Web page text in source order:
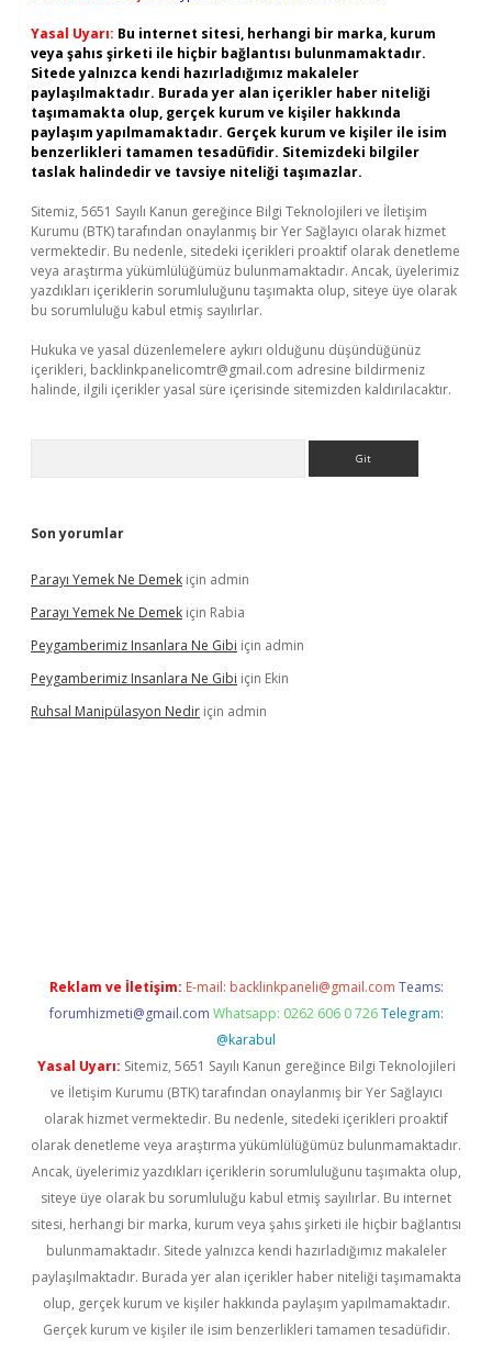
Yasal Uyarı: Bu internet sitesi, herhangi bir marka, kurum
veya şahıs şirketi ile hiçbir bağlantısı bulunmamaktadır.
Sitede yalnızca kendi hazırladığımız makaleler
paylaşılmaktadır. Burada yer alan içerikler haber niteliği
taşımamakta olup, gerçek kurum ve kişiler hakkında
paylaşım yapılmamaktadır. Gerçek kurum ve kişiler ile isim
benzerlikleri tamamen tesadüfidir. Sitemizdeki bilgiler
taslak halindedir ve tavsiye niteliği taşımazlar.
Sitemiz, 5651 Sayılı Kanun gereğince Bilgi Teknolojileri ve İletişim
Kurumu (BTK) tarafından onaylanmış bir Yer Sağlayıcı olarak hizmet
vermektedir. Bu nedenle, sitedeki içerikleri proaktif olarak denetleme
veya araştırma yükümlülüğümüz bulunmamaktadır. Ancak, üyelerimiz
yazdıkları içeriklerin sorumluluğunu taşımakta olup, siteye üye olarak
bu sorumluluğu kabul etmiş sayılırlar.
Hukuka ve yasal düzenlemelere aykırı olduğunu düşündüğünüz
içerikleri, backlinkpanelicomtr@gmail.com adresine bildirmeniz
halinde, ilgili içerikler yasal süre içerisinde sitemizden kaldırılacaktır.
Son yorumlar
Parayı Yemek Ne Demek için admin
Parayı Yemek Ne Demek için Rabia
Peygamberimiz Insanlara Ne Gibi için admin
Peygamberimiz Insanlara Ne Gibi için Ekin
Ruhsal Manipülasyon Nedir için admin
Reklam ve İletişim: E-mail: backlinkpaneli@gmail.com Teams:
forumhizmeti@gmail.com Whatsapp: 0262 606 0 726 Telegram:
@karabul
Yasal Uyarı: Sitemiz, 5651 Sayılı Kanun gereğince Bilgi Teknolojileri
ve İletişim Kurumu (BTK) tarafından onaylanmış bir Yer Sağlayıcı
olarak hizmet vermektedir. Bu nedenle, sitedeki içerikleri proaktif
olarak denetleme veya araştırma yükümlülüğümüz bulunmamaktadır.
Ancak, üyelerimiz yazdıkları içeriklerin sorumluluğunu taşımakta olup,
siteye üye olarak bu sorumluluğu kabul etmiş sayılırlar. Bu internet
sitesi, herhangi bir marka, kurum veya şahıs şirketi ile hiçbir bağlantısı
bulunmamaktadır. Sitede yalnızca kendi hazırladığımız makaleler
paylaşılmaktadır. Burada yer alan içerikler haber niteliği taşımamakta
olup, gerçek kurum ve kişiler hakkında paylaşım yapılmamaktadır.
Gerçek kurum ve kişiler ile isim benzerlikleri tamamen tesadüfidir.